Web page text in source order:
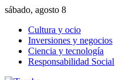
sábado, agosto 8
Cultura y ocio
Inversiones y negocios
Ciencia y tecnología
Responsabilidad Social